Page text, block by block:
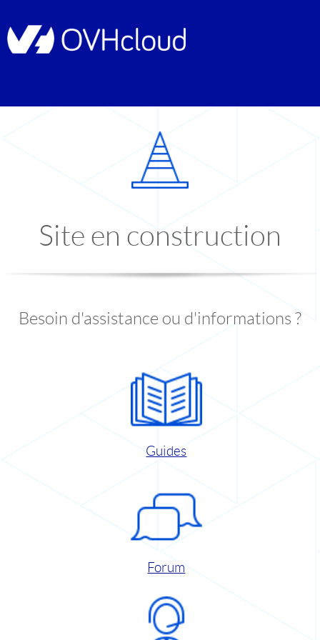
Site en construction
Besoin d'assistance ou d'informations ?
Guides
Forum